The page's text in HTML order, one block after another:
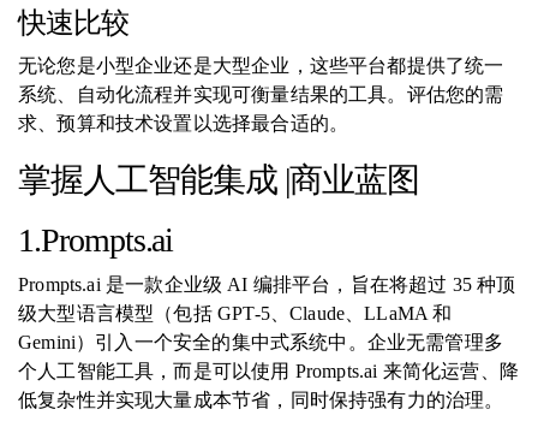
快速比较
无论您是小型企业还是大型企业，这些平台都提供了统一
系统、自动化流程并实现可衡量结果的工具。评估您的需
求、预算和技术设置以选择最合适的。
掌握人工智能集成 |商业蓝图
1.Prompts.ai
Prompts.ai 是一款企业级 AI 编排平台，旨在将超过 35 种顶
级大型语言模型（包括 GPT-5、Claude、LLaMA 和
Gemini）引入一个安全的集中式系统中。企业无需管理多
个人工智能工具，而是可以使用 Prompts.ai 来简化运营、降
低复杂性并实现大量成本节省，同时保持强有力的治理。